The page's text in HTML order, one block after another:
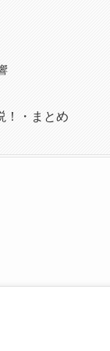
！・まとめ